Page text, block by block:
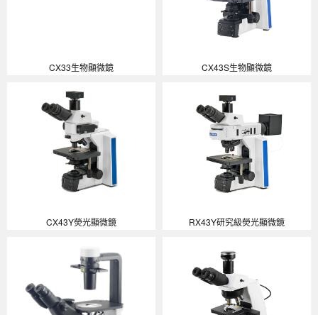
CX33生物顯微鏡 CX43S生物顯微鏡
CX43Y熒光顯微鏡 RX43Y研究級熒光顯微鏡